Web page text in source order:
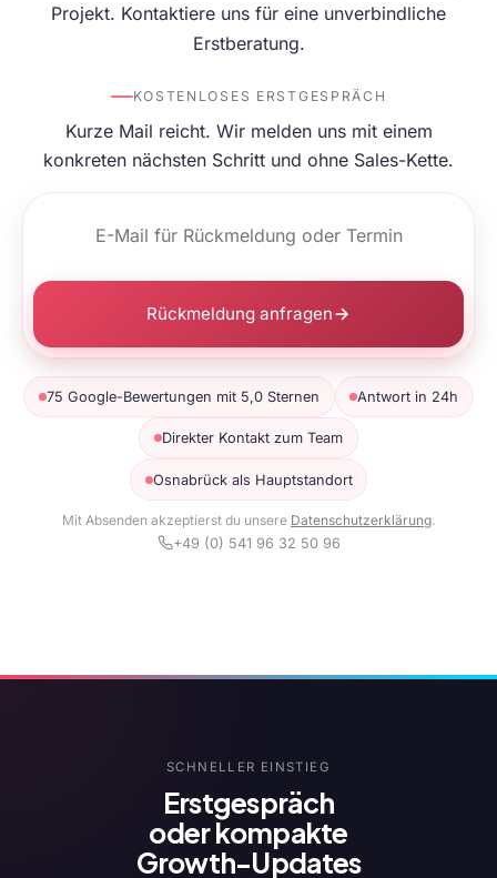
Projekt. Kontaktiere uns für eine unverbindliche
Erstberatung.
KOSTENLOSES ERSTGESPRÄCH
Kurze Mail reicht. Wir melden uns mit einem
konkreten nächsten Schritt und ohne Sales-Kette.
Rückmeldung anfragen
75 Google-Bewertungen mit 5,0 Sternen Antwort in 24h
Direkter Kontakt zum Team
Osnabrück als Hauptstandort
Mit Absenden akzeptierst du unsere Datenschutzerklärung.
+49 (0) 541 96 32 50 96
SCHNELLER EINSTIEG
Erstgespräch
oder kompakte
Growth-Updates